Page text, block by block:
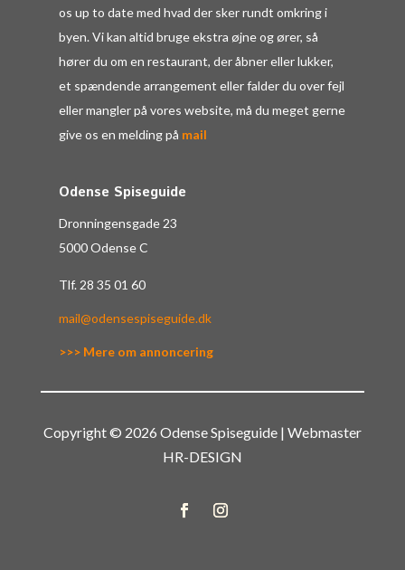
os up to date med hvad der sker rundt omkring i
byen. Vi kan altid bruge ekstra øjne og ører, så
hører du om en restaurant, der åbner eller lukker,
et spændende arrangement eller falder du over fejl
eller mangler på vores website, må du meget gerne
give os en melding på mail
Odense Spiseguide
Dronningensgade 23
5000 Odense C
Tlf. 28 35 01 60
mail@odensespiseguide.dk
>>> Mere om annoncering
Copyright © 2026 Odense Spiseguide | Webmaster
HR-DESIGN